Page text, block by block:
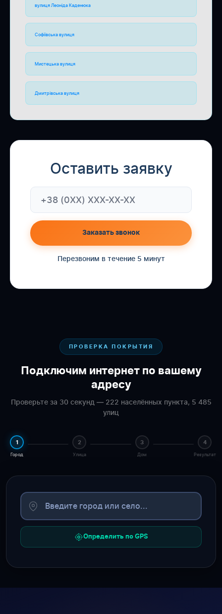
вулиця Леоніда Каденюка
Софіївська вулиця
Мистецька вулиця
Дмитрівська вулиця
Оставить заявку
Заказать звонок
Перезвоним в течение 5 минут
ПРОВЕРКА ПОКРЫТИЯ
Подключим интернет по вашему
адресу
Проверьте за 30 секунд — 222 населённых пункта, 5 485
улиц
1
Город
2
Улица
3
Дом
4
Результат
Определить по GPS